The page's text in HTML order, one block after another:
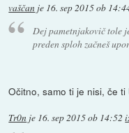
vaščan je 16. sep 2015 ob
Dej pametnjakovič tole
preden sploh začneš
Očitno, samo ti je nisi, če ti
Tr0n je 16. sep 2015 ob 14:52